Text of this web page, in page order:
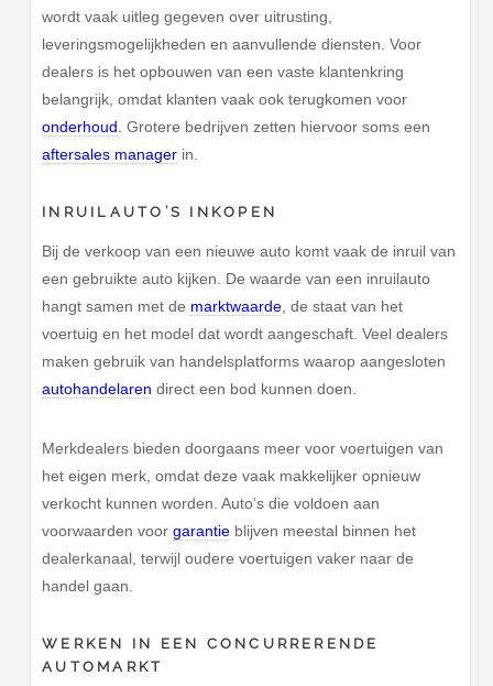
wordt vaak uitleg gegeven over uitrusting,
leveringsmogelijkheden en aanvullende diensten. Voor
dealers is het opbouwen van een vaste klantenkring
belangrijk, omdat klanten vaak ook terugkomen voor
onderhoud . Grotere bedrijven zetten hiervoor soms een
aftersales manager in.
INRUILAUTO’S INKOPEN
Bij de verkoop van een nieuwe auto komt vaak de inruil van
een gebruikte auto kijken. De waarde van een inruilauto
hangt samen met de marktwaarde , de staat van het
voertuig en het model dat wordt aangeschaft. Veel dealers
maken gebruik van handelsplatforms waarop aangesloten
autohandelaren direct een bod kunnen doen.
Merkdealers bieden doorgaans meer voor voertuigen van
het eigen merk, omdat deze vaak makkelijker opnieuw
verkocht kunnen worden. Auto’s die voldoen aan
voorwaarden voorgarantie blijven meestal binnen het
dealerkanaal, terwijl oudere voertuigen vaker naar de
handel gaan.
WERKEN IN EEN CONCURRERENDE
AUTOMARKT